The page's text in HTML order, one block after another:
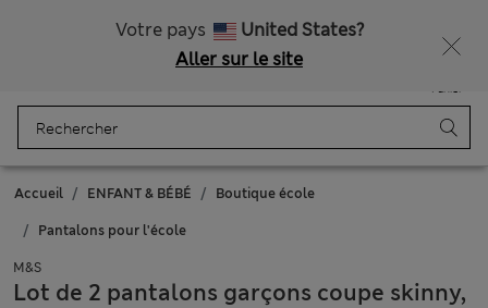
Votre pays
United States?
Aller sur le site
Panier
Accueil ENFANT & BÉBÉ Boutique école
Pantalons pour l'école
M&S
Lot de 2 pantalons garçons coupe skinny,